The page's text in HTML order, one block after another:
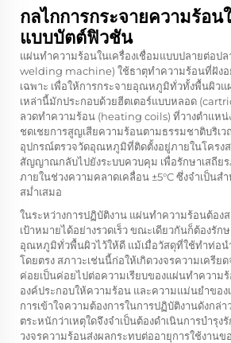
กลไกการกระจายความร้อน
แบบบัตต์ฟิวชัน
แผ่นทำความร้อนในเครื่องเชื่อมแบบปลายต่อป
welding machine) ใช้ธาตุทำความร้อนที่ฝังอ
เฉพาะ เพื่อให้การกระจายอุณหภูมิทั่วทั้งพื้นผิว
เหล่านี้มักประกอบด้วยฮีตเตอร์แบบหลอด
ลวดทำความร้อน (heating coils) ที่วางตำแหน่
ชดเชยการสูญเสียความร้อนตามธรรมชาติบริเ
อุปกรณ์ตรวจวัดอุณหภูมิที่ติดตั้งอยู่ภายในโครงส
สัญญาณกลับไปยังระบบควบคุม เพื่อรักษาเสถีย
ภายในช่วงความคลาดเคลื่อน ±5°C ซึ่งจำเป็นส
สม่ำเสมอ
ในระหว่างการปฏิบัติงาน แผ่นทำความร้อนต้อ
เป้าหมายได้อย่างรวดเร็ว ขณะเดียวกันก็ต้องรัก
อุณหภูมิทั่วพื้นผิวไว้ให้ดี แม้เมื่อวัสดุที่ใช้ทำท่อ
โดยตรง สภาวะเช่นนี้ก่อให้เกิดวงจรความเครีย
ค่อยเป็นค่อยไปต่อความเรียบของแผ่นทำความ
องค์ประกอบให้ความร้อน และความแม่นยำขอ
การเข้าใจความต้องการในการปฏิบัติงานดังกล่
ตระหนักว่าเหตุใดจึงจำเป็นต้องดำเนินการบำรุง
วงจรความร้อนส่งผลกระทบต่ออายุการใช้งานข